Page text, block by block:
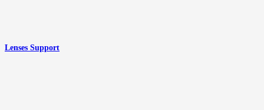
Lenses Support